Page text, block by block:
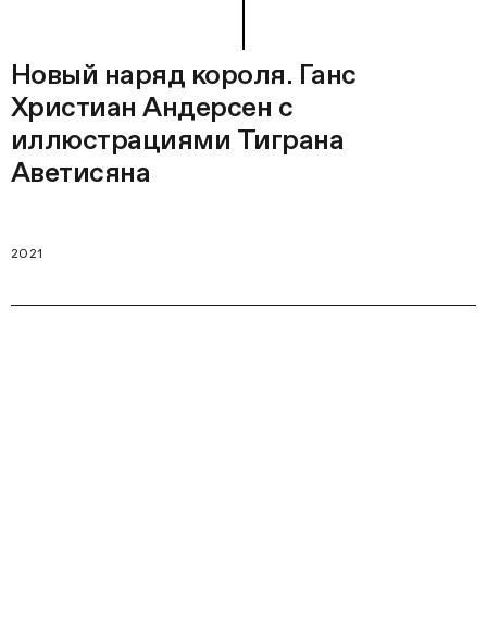
Новый наряд короля. Ганс
Христиан Андерсен с
иллюстрациями Тиграна
Аветисяна
2021